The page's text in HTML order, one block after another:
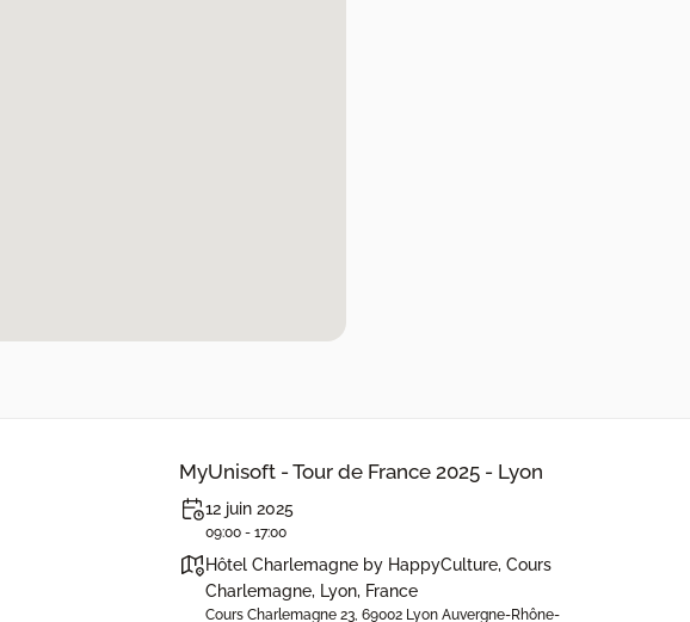
MyUnisoft - Tour de France 2025 - Lyon
12 juin 2025
09:00 - 17:00
Hôtel Charlemagne by HappyCulture, Cours
Charlemagne, Lyon, France
Cours Charlemagne 23, 69002 Lyon Auvergne-Rhône-